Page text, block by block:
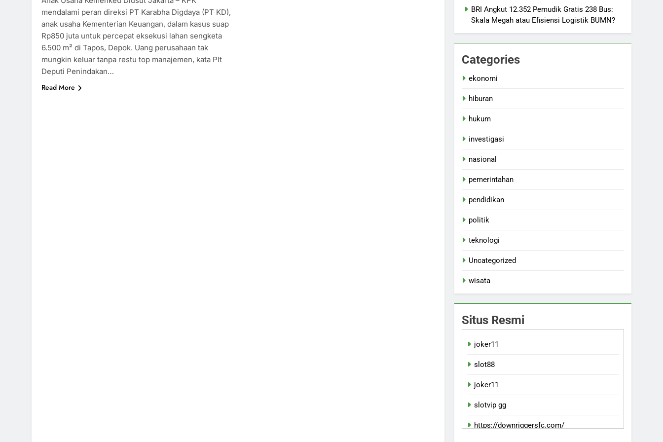
mendalami peran direksi PT Karabha Digdaya (PT KD),
anak usaha Kementerian Keuangan, dalam kasus suap
Rp850 juta untuk percepat eksekusi lahan sengketa
6.500 m² di Tapos, Depok. Uang perusahaan tak
mungkin keluar tanpa restu top manajemen, kata Plt
Deputi Penindakan…
Read More
BRI Angkut 12.352 Pemudik Gratis 238 Bus:
Skala Megah atau Efisiensi Logistik BUMN?
Categories
ekonomi
hiburan
hukum
investigasi
nasional
pemerintahan
pendidikan
politik
teknologi
Uncategorized
wisata
Situs Resmi
joker11
slot88
joker11
slotvip gg
https://downriggersfc.com/